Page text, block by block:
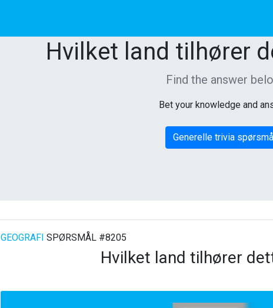
Hvilket land tilhører
Find the answer
Bet your knowledge and
Generelle trivia
GEOGRAFI SPØRSMÅL #8205
Hvilket land tilhører